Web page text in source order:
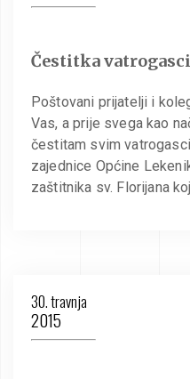
Čestitka
Poštovani prijatelji i
Vas, a prije svega kao
čestitam svim
zajednice Općine
zaštitnika sv. Florijana
30. travnja
2015